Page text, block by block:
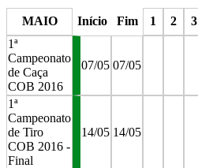
MAIO
Início Fim 1 2 3
1ª
Campeonato
de Caça
COB 2016
07/05 07/05
1ª
Campeonato
de Tiro
COB 2016 -
Final
14/05 14/05